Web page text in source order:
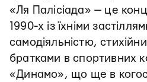
«Ля Палісіада» — це
1990-х із їхніми
самодіяльністю,
братками в спортивних
«Динамо», що ще в